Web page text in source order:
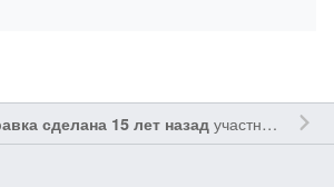
сделана 15 лет назадучастником